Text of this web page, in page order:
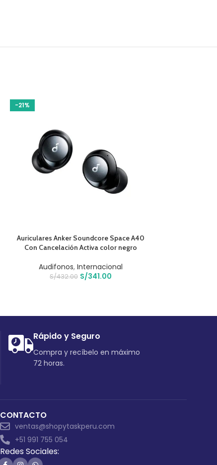
-21%
AÑADIR AL CARRITO
Auriculares Anker Soundcore Space A40
Con Cancelación Activa color negro
Audifonos, Internacional
S/432.00 S/341.00
Rápido y Seguro
Compra y recíbelo en máximo
72 horas.
CONTACTO
ventas@shopytaskperu.com
+51 991 755 054
Redes Sociales: